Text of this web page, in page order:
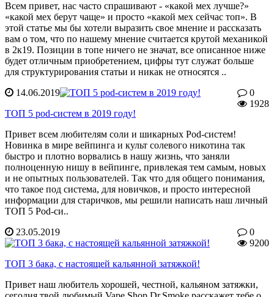
Всем привет, нас часто спрашивают - «какой мех лучше?»
«какой мех берут чаще» и просто «какой мех сейчас топ». В
этой статье мы бы хотели выразить свое мнение и рассказать
вам о том, что по нашему мнение считается крутой механикой
в 2к19. Позиции в топе ничего не значат, все описанное ниже
будет отличным приобретением, цифры тут служат больше
для структурирования статьи и никак не относятся ..
14.06.2019
0
1928
ТОП 5 pod-систем в 2019 году!
Привет всем любителям соли и шикарных Pod-систем!
Новинка в мире вейпинга и культ солевого никотина так
быстро и плотно ворвались в нашу жизнь, что заняли
полноценную нишу в вейпинге, привлекая тем самым, новых
и не опытных пользователей. Так что для общего понимания,
что такое под система, для новичков, и просто интересной
информации для старичков, мы решили написать наш личный
ТОП 5 Pod-си..
23.05.2019
0
9200
ТОП 3 бака, с настоящей кальянной затяжкой!
Привет наш любитель хорошей, честной, кальяном затяжки,